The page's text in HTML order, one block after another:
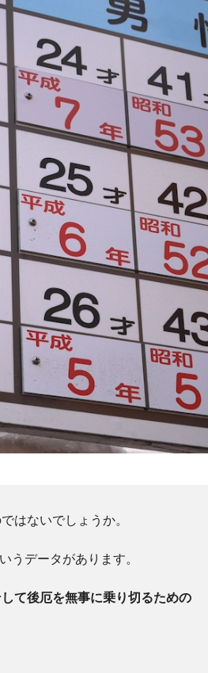
はないでしょうか。
うデータがあります。
て後厄を無事に乗り切るための